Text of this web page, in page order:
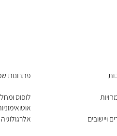
ויישובים
פתרונות
לופוס
אלרגולוגיה